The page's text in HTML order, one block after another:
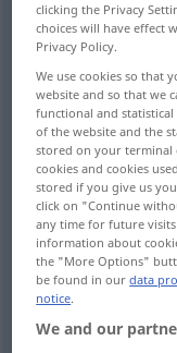
Musikstück,
Musikalien
Musik,
Geläute, Gebell
MusikKapelle,
clicking the Privacy
choices will have effect
Privacy Policy.
We use cookies so that
website and so that we
functional and
of the website and the
stored on your terminal
cookies and cookies
stored if you give us
click on "Continue
any time for future
information about
the "More Options"
be found in ourdata
notice.
We and our